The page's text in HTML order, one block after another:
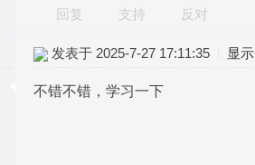
回复 支持 反对
发表于 2025-7-27 17:11:35 显
不错不错，学习一下